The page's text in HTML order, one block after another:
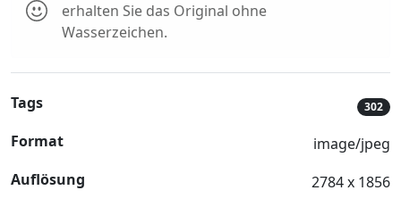
erhalten Sie das Original ohne
Wasserzeichen.
Tags 302
Format
image/jpeg
Auflösung
2784 x 1856